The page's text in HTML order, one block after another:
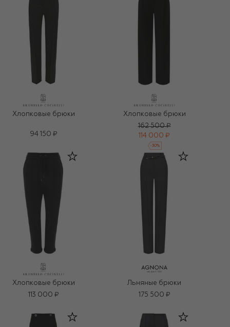
Хлопковые брюки
94 150 ₽
Хлопковые брюки
162 500 ₽
114 000 ₽
-30%
Хлопковые брюки
113 000 ₽
Льняные брюки
175 500 ₽